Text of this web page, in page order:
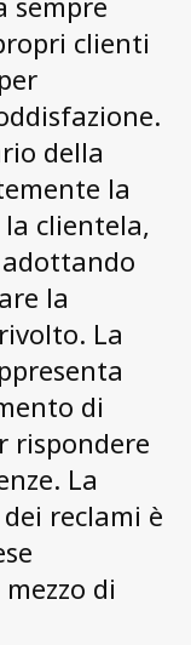
dei
Work®
clienti
della
la
clientela,
la
La
di
rispondere
La
reclami è
di